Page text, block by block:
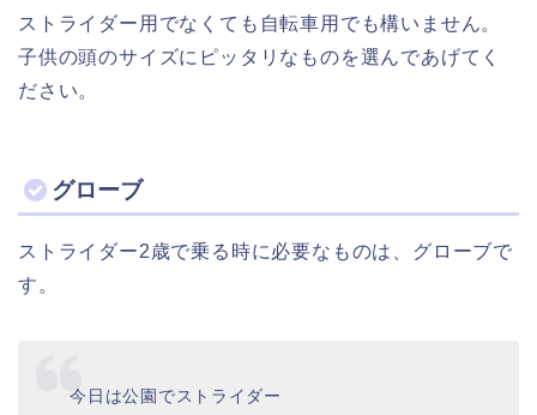
ストライダー用でなくても自転車用でも構いません。
子供の頭のサイズにピッタリなものを選んであげてく
ださい。
グローブ
ストライダー2歳で乗る時に必要なものは、グローブで
す。
今日は公園でストライダー